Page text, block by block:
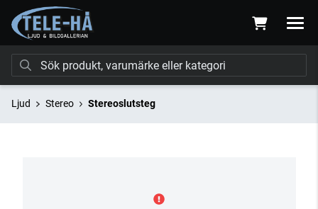
Ljud Stereo Stereoslutsteg